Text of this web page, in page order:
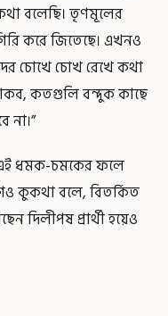
বলেছি। তৃণমূলের
করে জিতেছে। এখনও
চোখে চোখ রেখে কথা
কতগুলি বন্দুক কাছে
না।”
এই ধমক-চমকের ফলে
কুকথা বলে, বিতর্কিত
দিলীপষ প্রার্থী হয়েও